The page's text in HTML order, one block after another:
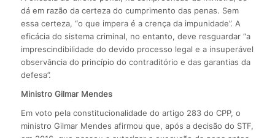
dá em razão da certeza do cumprimento das penas. Sem
essa certeza, “o que impera é a crença da impunidade”. A
eficácia do sistema criminal, no entanto, deve resguardar “a
imprescindibilidade do devido processo legal e a insuperável
observância do princípio do contraditório e das garantias da
defesa”.
Ministro Gilmar Mendes
Em voto pela constitucionalidade do artigo 283 do CPP, o
ministro Gilmar Mendes afirmou que, após a decisão do STF,